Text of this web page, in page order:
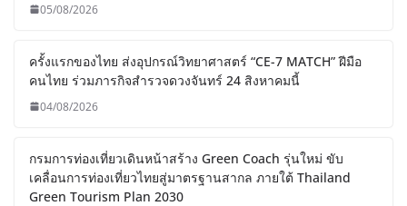
05/08/2026
ครั้งแรกของไทย ส่งอุปกรณ์วิทยาศาสตร์ “CE-7 MATCH” ฝีมือ
คนไทย ร่วมภารกิจสำรวจดวงจันทร์ 24 สิงหาคมนี้
04/08/2026
กรมการท่องเที่ยวเดินหน้าสร้าง Green Coach รุ่นใหม่ ขับ
เคลื่อนการท่องเที่ยวไทยสู่มาตรฐานสากล ภายใต้ Thailand
Green Tourism Plan 2030